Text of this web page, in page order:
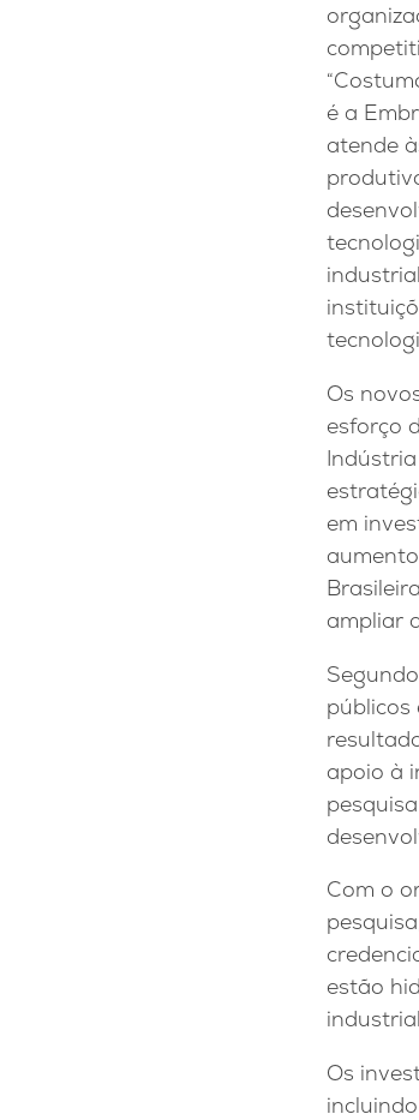
é a
atende
Os
esforço
em
ampliar
públicos
apoio à
Com o
estão
Os